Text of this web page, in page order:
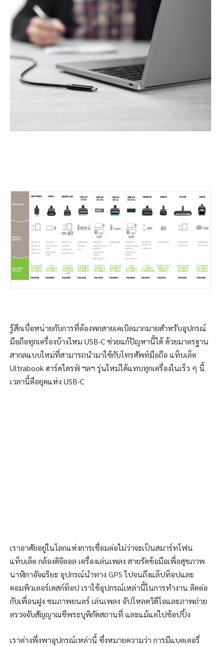
รู้สึกเบื่อหน่ายกับการที่ต้องพกสายเคเบิลมากมายสำหรับอุปกรณ์
มือถือทุกเครื่องบ้างไหม USB-C ช่วยแก้ปัญหานี้ได้ ด้วยมาตรฐาน
สากลแบบใหม่ที่สามารถนำมาใช้กับโทรศัพท์มือถือ แท็บเล็ต
Ultrabook ฮาร์ดไดรฟ์ ฯลฯ รุ่นใหม่ได้แทบทุกเครื่องในเร็ว ๆ นี้
เวลานี้คือยุคแห่ง USB-C
เราอาศัยอยู่ในโลกแห่งการเชื่อมต่อไม่ว่าจะเป็นสมาร์ทโฟน
แท็บเล็ต กล้องดิจิตอล เครื่องเล่นเพลง สายรัดข้อมือเพื่อสุขภาพ
นาฬิกาอัจฉริยะ อุปกรณ์นำทาง GPS ไปจนถึงแล็ปท็อปและ
คอมพิวเตอร์เดสก์ท็อป เราใช้อุปกรณ์เหล่านี้ในการทำงาน ติดต่อ
กับเพื่อนฝูง ชมภาพยนตร์ เล่นเพลง อัปโหลดวิดีโอและภาพถ่าย
ตรวจจับสัญญาณชีพระบุพิกัดสถานที่ และแม้แต่ไปช้อปปิ้ง
เราต่างพึ่งพาอุปกรณ์เหล่านี้ ซึ่งหมายความว่า การมีแบตเตอรี่